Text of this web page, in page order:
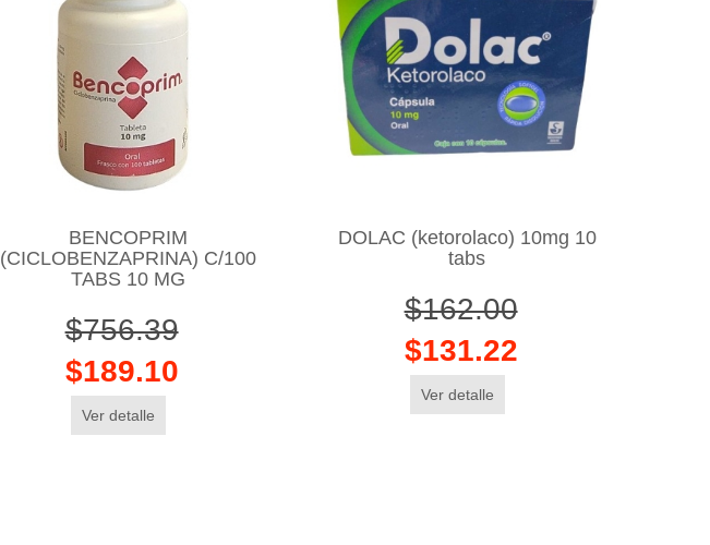
BENCOPRIM
(CICLOBENZAPRINA) C/100
TABS 10 MG
$756.39
$189.10
Ver detalle
DOLAC (ketorolaco) 10mg 10
tabs
$162.00
$131.22
Ver detalle